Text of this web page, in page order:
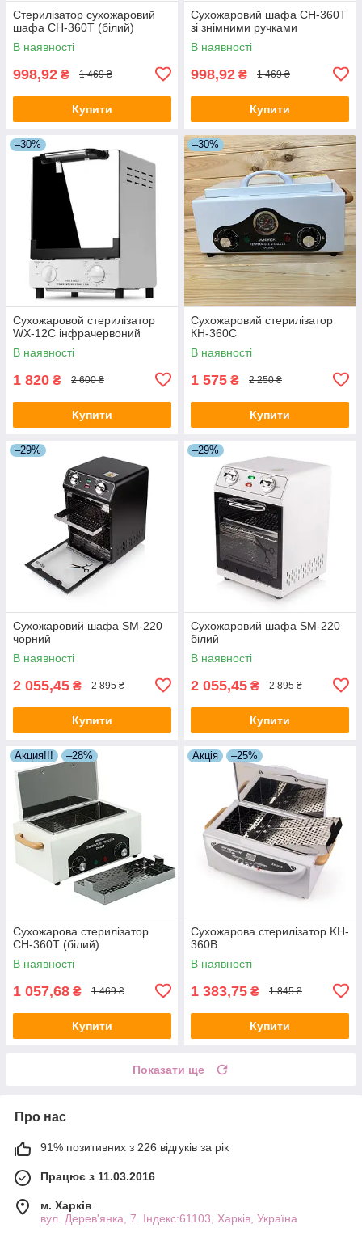
Стерилізатор сухожаровий
шафа CH-360T (білий)
В наявності
998,92 ₴ 1 469 ₴
Купити
Сухожаровий шафа CH-360T
зі знімними ручками
В наявності
998,92 ₴ 1 469 ₴
Купити
–30%
Сухожаровой стерилізатор
WX-12C інфрачервоний
В наявності
1 820 ₴ 2 600 ₴
Купити
–30%
Сухожаровий стерилізатор
КH-360С
В наявності
1 575 ₴ 2 250 ₴
Купити
–29%
Сухожаровий шафа SM-220
чорний
В наявності
2 055,45 ₴ 2 895 ₴
Купити
–29%
Сухожаровий шафа SM-220
білий
В наявності
2 055,45 ₴ 2 895 ₴
Купити
Акция!!! –28%
Сухожарова стерилізатор
CH-360T (білий)
В наявності
1 057,68 ₴ 1 469 ₴
Купити
Акція –25%
Сухожарова стерилізатор KH-
360B
В наявності
1 383,75 ₴ 1 845 ₴
Купити
Показати ще
Про нас
91% позитивних з 226 відгуків за рік
Працює з 11.03.2016
м. Харків
вул. Дерев'янка, 7. Індекс:61103, Харків, Україна